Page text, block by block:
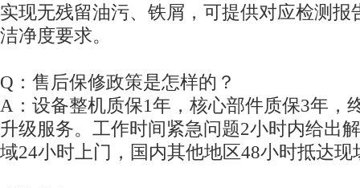
实现无残留油污、铁屑，可提供对应检测报
洁净度要求。
Q：售后保修政策是怎样的？
A：设备整机质保1年，核心部件质保3年，
升级服务。工作时间紧急问题2小时内给出
域24小时上门，国内其他地区48小时抵达现